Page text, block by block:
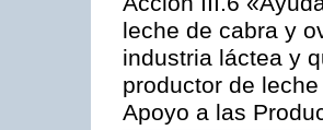
leche de cabra y
industria láctea y
productor de
Apoyo a las